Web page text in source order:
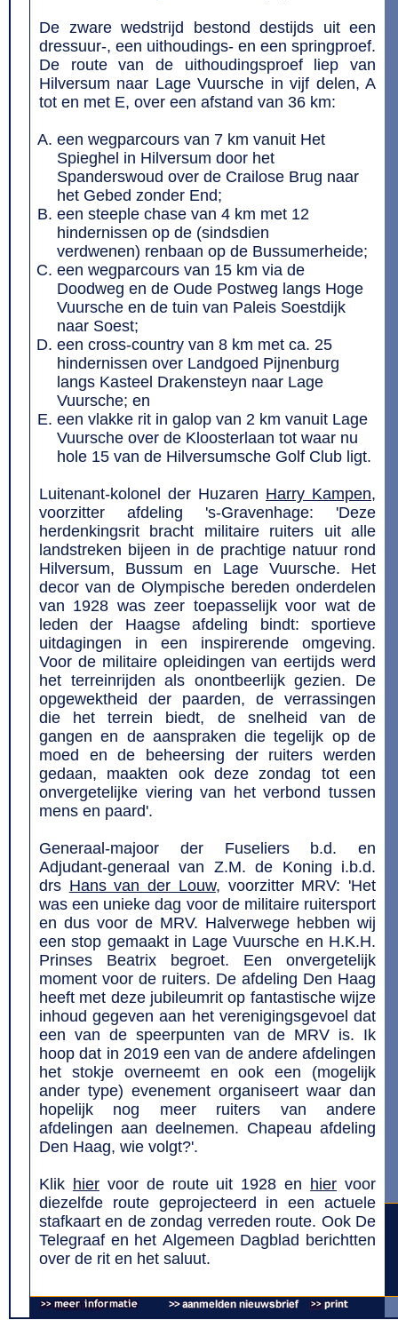
De zware wedstrijd bestond destijds uit een
dressuur-, een uithoudings- en een springproef.
De route van de uithoudingsproef liep van
Hilversum naar Lage Vuursche in vijf delen, A
tot en met E, over een afstand van 36 km:
een wegparcours van 7 km vanuit Het
Spieghel in Hilversum door het
Spanderswoud over de Crailose Brug naar
het Gebed zonder End;
een steeple chase van 4 km met 12
hindernissen op de (sindsdien
verdwenen) renbaan op de Bussumerheide;
een wegparcours van 15 km via de
Doodweg en de Oude Postweg langs Hoge
Vuursche en de tuin van Paleis Soestdijk
naar Soest;
een cross-country van 8 km met ca. 25
hindernissen over Landgoed Pijnenburg
langs Kasteel Drakensteyn naar Lage
Vuursche; en
een vlakke rit in galop van 2 km vanuit Lage
Vuursche over de Kloosterlaan tot waar nu
hole 15 van de Hilversumsche Golf Club ligt.
Luitenant-kolonel der Huzaren Harry Kampen,
voorzitter afdeling 's-Gravenhage: 'Deze
herdenkingsrit bracht militaire ruiters uit alle
landstreken bijeen in de prachtige natuur rond
Hilversum, Bussum en Lage Vuursche. Het
decor van de Olympische bereden onderdelen
van 1928 was zeer toepasselijk voor wat de
leden der Haagse afdeling bindt: sportieve
uitdagingen in een inspirerende omgeving.
Voor de militaire opleidingen van eertijds werd
het terreinrijden als onontbeerlijk gezien. De
opgewektheid der paarden, de verrassingen
die het terrein biedt, de snelheid van de
gangen en de aanspraken die tegelijk op de
moed en de beheersing der ruiters werden
gedaan, maakten ook deze zondag tot een
onvergetelijke viering van het verbond tussen
mens en paard'.
Generaal-majoor der Fuseliers b.d. en
Adjudant-generaal van Z.M. de Koning i.b.d.
drs Hans van der Louw, voorzitter MRV: 'Het
was een unieke dag voor de militaire ruitersport
en dus voor de MRV. Halverwege hebben wij
een stop gemaakt in Lage Vuursche en H.K.H.
Prinses Beatrix begroet. Een onvergetelijk
moment voor de ruiters. De afdeling Den Haag
heeft met deze jubileumrit op fantastische wijze
inhoud gegeven aan het verenigingsgevoel dat
een van de speerpunten van de MRV is. Ik
hoop dat in 2019 een van de andere afdelingen
het stokje overneemt en ook een (mogelijk
ander type) evenement organiseert waar dan
hopelijk nog meer ruiters van andere
afdelingen aan deelnemen. Chapeau afdeling
Den Haag, wie volgt?'.
Klik hiervoor de route uit 1928 en hier voor
diezelfde route geprojecteerd in een actuele
stafkaart en de zondag verreden route. Ook De
Telegraaf en het Algemeen Dagblad berichtten
over de rit en het saluut.